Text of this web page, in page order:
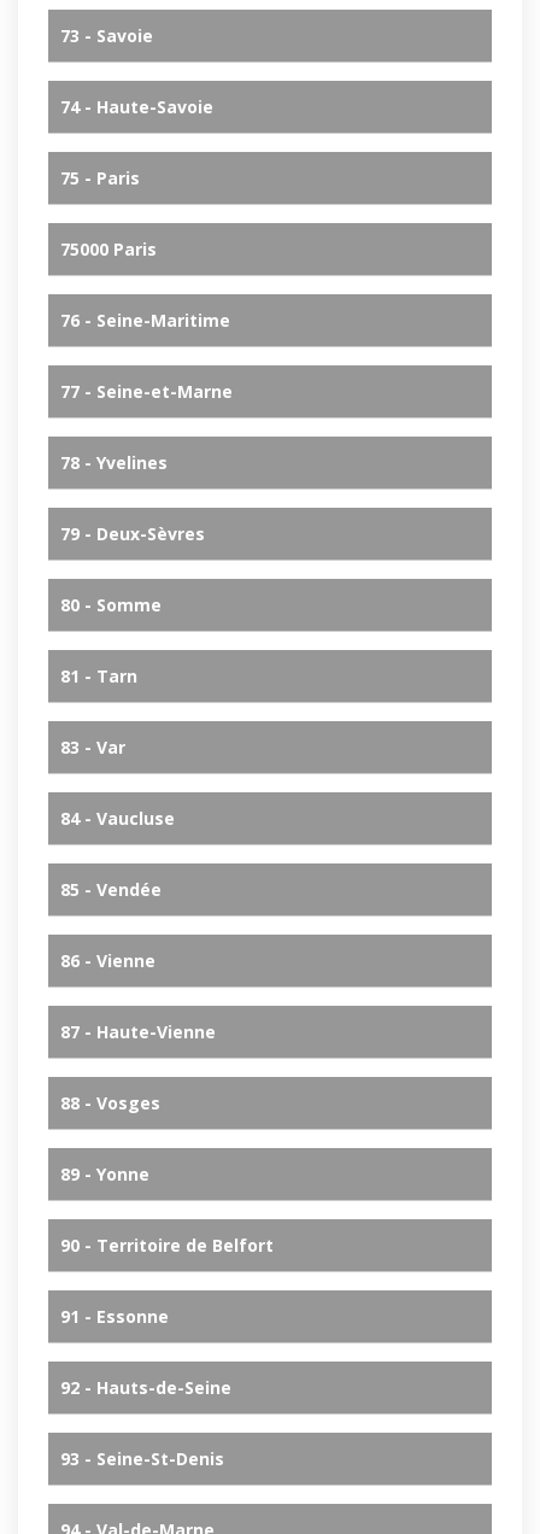
73 - Savoie
74 - Haute-Savoie
75 - Paris
75000 Paris
76 - Seine-Maritime
77 - Seine-et-Marne
78 - Yvelines
79 - Deux-Sèvres
80 - Somme
81 - Tarn
83 - Var
84 - Vaucluse
85 - Vendée
86 - Vienne
87 - Haute-Vienne
88 - Vosges
89 - Yonne
90 - Territoire de Belfort
91 - Essonne
92 - Hauts-de-Seine
93 - Seine-St-Denis